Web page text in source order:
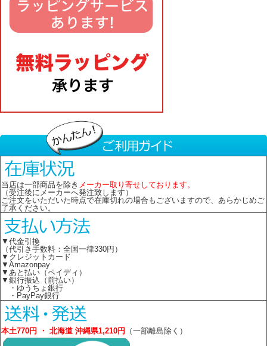
当店は一部商品を除き メーカー取り寄せしております。
（受注後にメーカーへ発注致します）
ご注文をいただいた時点で在庫切れの場合もございますので、あらかじめご
了承ください。
▼代金引換
（代引き手数料：全国一律330円）
▼クレジットカード
▼Amazonpay
▼あと払い（ペイディ）
▼銀行振込（前払い）
・ゆうちょ銀行
・PayPay銀行
本土770円 ・ 北海道 沖縄県1,210円 （一部離島除く）